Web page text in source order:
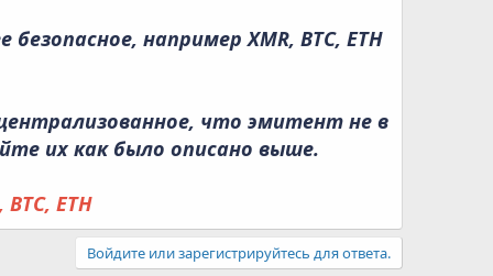
например XMR, BTC, ETH
что эмитент не в
их как было описано выше.
ETH
Войдите или зарегистрируйтесь для ответа.